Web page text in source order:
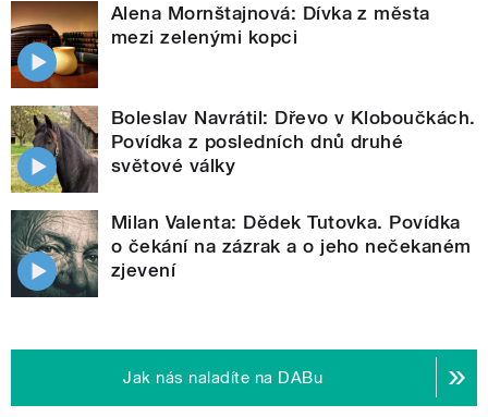
Alena Mornštajnová: Dívka z města
mezi zelenými kopci
Boleslav Navrátil: Dřevo v Kloboučkách.
Povídka z posledních dnů druhé
světové války
Milan Valenta: Dědek Tutovka. Povídka
o čekání na zázrak a o jeho nečekaném
zjevení
Jak nás naladíte na DABu